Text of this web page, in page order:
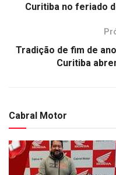
Curitiba no feriado
Tradição de fim de
Curitiba
Cabral Motor